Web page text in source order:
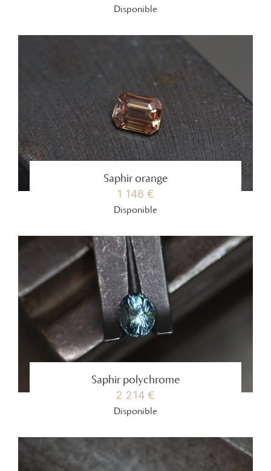
Disponible
Saphir orange
1 148 €
Disponible
Saphir polychrome
2 214 €
Disponible